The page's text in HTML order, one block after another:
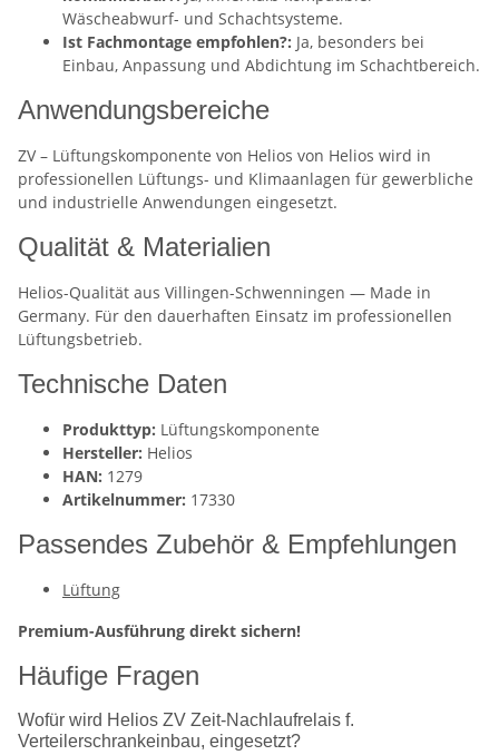
Wäscheabwurf- und Schachtsysteme.
Ist Fachmontage empfohlen?: Ja, besonders bei
Einbau, Anpassung und Abdichtung im Schachtbereich.
Anwendungsbereiche
ZV – Lüftungskomponente von Helios von Helios wird in
professionellen Lüftungs- und Klimaanlagen für gewerbliche
und industrielle Anwendungen eingesetzt.
Qualität & Materialien
Helios-Qualität aus Villingen-Schwenningen — Made in
Germany. Für den dauerhaften Einsatz im professionellen
Lüftungsbetrieb.
Technische Daten
Produkttyp: Lüftungskomponente
Hersteller: Helios
HAN: 1279
Artikelnummer: 17330
Passendes Zubehör & Empfehlungen
Lüftung
Premium-Ausführung direkt sichern!
Häufige Fragen
Wofür wird Helios ZV Zeit-Nachlaufrelais f.
Verteilerschrankeinbau, eingesetzt?